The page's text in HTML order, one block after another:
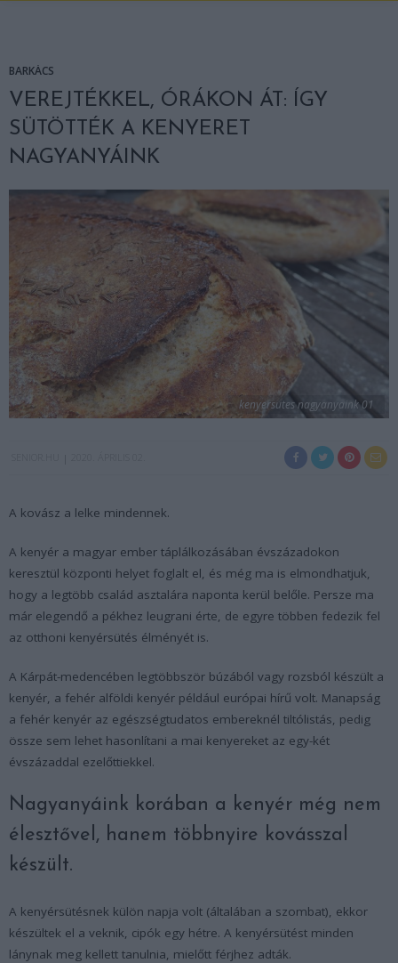
BARKÁCS
VEREJTÉKKEL, ÓRÁKON ÁT: ÍGY
SÜTÖTTÉK A KENYERET
NAGYANYÁINK
kenyersutes nagyanyaink 01
A kovász a lelke mindennek.
A kenyér a magyar ember táplálkozásában évszázadokon
keresztül központi helyet foglalt el, és még ma is elmondhatjuk,
hogy a legtöbb család asztalára naponta kerül belőle. Persze ma
már elegendő a pékhez leugrani érte, de egyre többen fedezik fel
az otthoni kenyérsütés élményét is.
A Kárpát-medencében legtöbbször búzából vagy rozsból készült a
kenyér, a fehér alföldi kenyér például európai hírű volt. Manapság
a fehér kenyér az egészségtudatos embereknél tiltólistás, pedig
össze sem lehet hasonlítani a mai kenyereket az egy-két
évszázaddal ezelőttiekkel.
Nagyanyáink korában a kenyér még nem
élesztővel, hanem többnyire kovásszal
készült.
A kenyérsütésnek külön napja volt (általában a szombat), ekkor
készültek el a veknik, cipók egy hétre. A kenyérsütést minden
lánynak meg kellett tanulnia, mielőtt férjhez adták.